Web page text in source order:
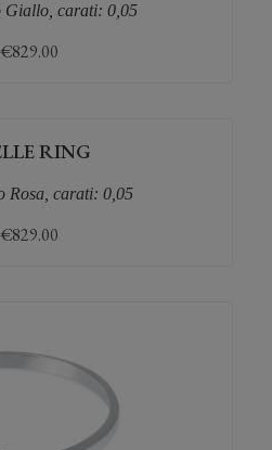
Giallo, carati: 0,05
€829.00
RING
Rosa, carati: 0,05
€829.00